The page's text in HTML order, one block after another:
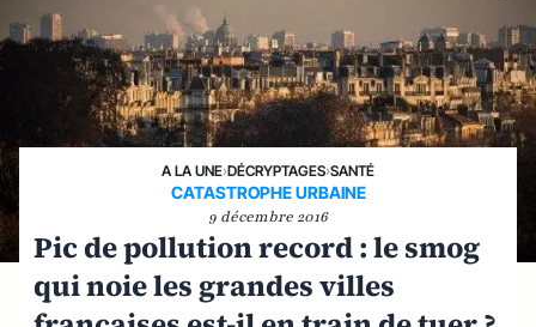
A LA UNE›DÉCRYPTAGES›SANTÉ
CATASTROPHE URBAINE
9 décembre 2016
Pic de pollution record : le smog
qui noie les grandes villes